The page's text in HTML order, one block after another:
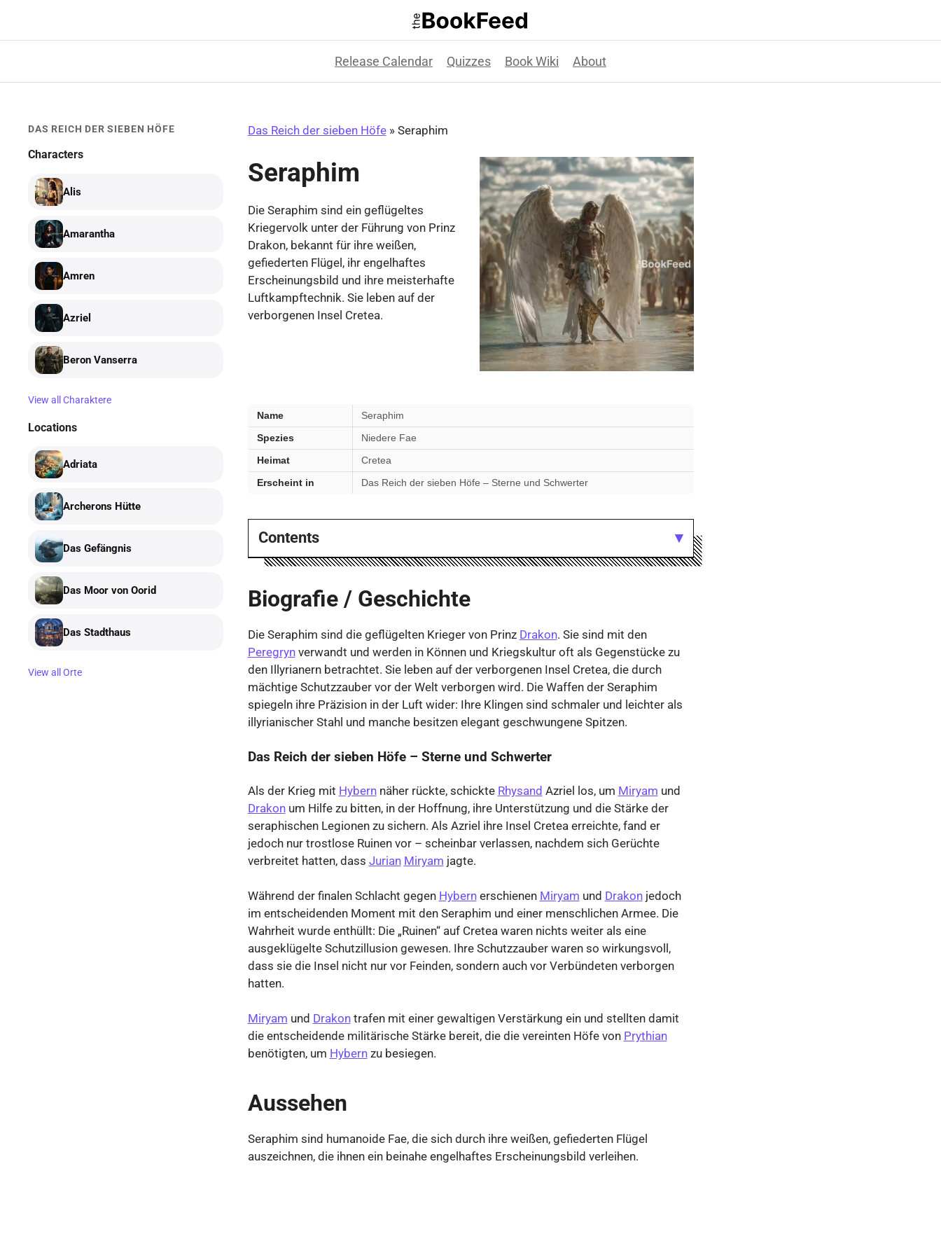
springen
Release Calendar Quizzes Book Wiki About
DAS REICH DER SIEBEN HÖFE
Characters
Alis
Amarantha
Amren
Azriel
Beron Vanserra
View all Charaktere
Locations
Adriata
Archerons Hütte
Das Gefängnis
Das Moor von Oorid
Das Stadthaus
View all Orte
Das Reich der sieben Höfe» Seraphim
Seraphim
Die Seraphim sind ein geflügeltes
Kriegervolk unter der Führung von Prinz
Drakon, bekannt für ihre weißen,
gefiederten Flügel, ihr engelhaftes
Erscheinungsbild und ihre meisterhafte
Luftkampftechnik. Sie leben auf der
verborgenen Insel Cretea.
Seraphim
—
wichtige
Fakten
Name
Seraphim
Spezies
Niedere Fae
Heimat
Cretea
Erscheint in
Das Reich der sieben Höfe – Sterne und Schwerter
Contents
Biografie / Geschichte
Die Seraphim sind die geflügelten Krieger von Prinz Drakon. Sie sind mit den
Peregrynverwandt und werden in Können und Kriegskultur oft als Gegenstücke zu
den Illyrianern betrachtet. Sie leben auf der verborgenen Insel Cretea, die durch
mächtige Schutzzauber vor der Welt verborgen wird. Die Waffen der Seraphim
spiegeln ihre Präzision in der Luft wider: Ihre Klingen sind schmaler und leichter als
illyrianischer Stahl und manche besitzen elegant geschwungene Spitzen.
Das Reich der sieben Höfe – Sterne und Schwerter
Als der Krieg mit Hybernnäher rückte, schickte Rhysand Azriel los, um Miryam und
Drakonum Hilfe zu bitten, in der Hoffnung, ihre Unterstützung und die Stärke der
seraphischen Legionen zu sichern. Als Azriel ihre Insel Cretea erreichte, fand er
jedoch nur trostlose Ruinen vor – scheinbar verlassen, nachdem sich Gerüchte
verbreitet hatten, dass Jurian Miryam jagte.
Während der finalen Schlacht gegen Hybernerschienen Miryam und Drakonjedoch
im entscheidenden Moment mit den Seraphim und einer menschlichen Armee. Die
Wahrheit wurde enthüllt: Die „Ruinen“ auf Cretea waren nichts weiter als eine
ausgeklügelte Schutzillusion gewesen. Ihre Schutzzauber waren so wirkungsvoll,
dass sie die Insel nicht nur vor Feinden, sondern auch vor Verbündeten verborgen
hatten.
Miryam und Drakontrafen mit einer gewaltigen Verstärkung ein und stellten damit
die entscheidende militärische Stärke bereit, die die vereinten Höfe von Prythian
benötigten, um Hybernzu besiegen.
Aussehen
Seraphim sind humanoide Fae, die sich durch ihre weißen, gefiederten Flügel
auszeichnen, die ihnen ein beinahe engelhaftes Erscheinungsbild verleihen.